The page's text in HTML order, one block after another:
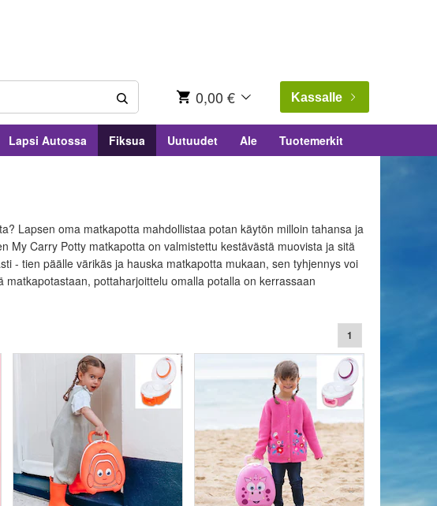
0,00 € Kassalle
Lapsi Autossa Fiksua Uutuudet Ale Tuotemerkit
Lapsen oma matkapotta mahdollistaa potan käytön milloin tahansa ja
My Carry Potty matkapotta on valmistettu kestävästä muovista ja sitä
- tien päälle värikäs ja hauska matkapotta mukaan, sen tyhjennys voi
pottaharjoittelu omalla potalla on kerrassaan
1